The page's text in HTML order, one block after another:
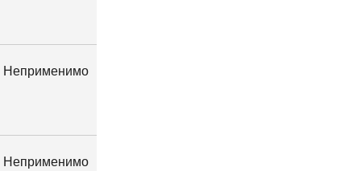
Неприменимо
Неприменимо